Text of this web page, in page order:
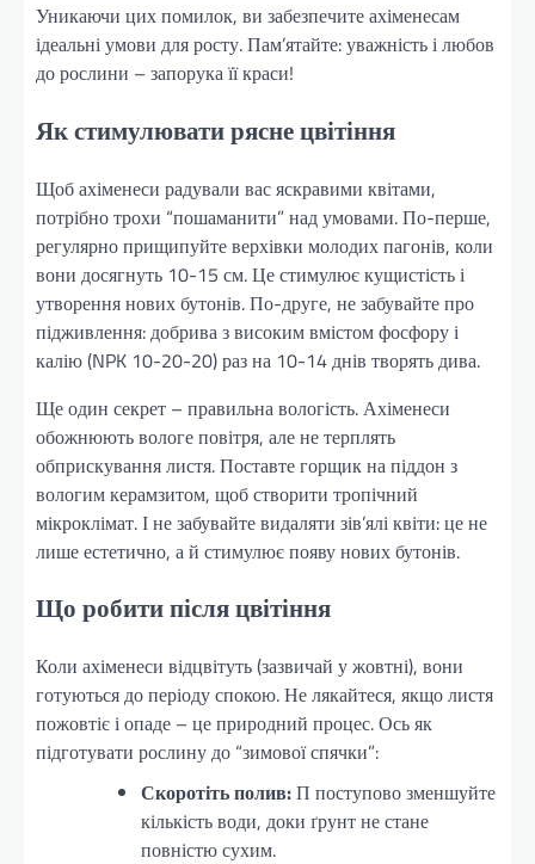
Уникаючи цих помилок, ви забезпечите ахіменесам
ідеальні умови для росту. Пам’ятайте: уважність і любов
до рослини – запорука її краси!
Як стимулювати рясне цвітіння
Щоб ахіменеси радували вас яскравими квітами,
потрібно трохи “пошаманити” над умовами. По-перше,
регулярно прищипуйте верхівки молодих пагонів, коли
вони досягнуть 10-15 см. Це стимулює кущистість і
утворення нових бутонів. По-друге, не забувайте про
підживлення: добрива з високим вмістом фосфору і
калію (NPK 10-20-20) раз на 10-14 днів творять дива.
Ще один секрет – правильна вологість. Ахіменеси
обожнюють вологе повітря, але не терплять
обприскування листя. Поставте горщик на піддон з
вологим керамзитом, щоб створити тропічний
мікроклімат. І не забувайте видаляти зів’ялі квіти: це не
лише естетично, а й стимулює появу нових бутонів.
Що робити після цвітіння
Коли ахіменеси відцвітуть (зазвичай у жовтні), вони
готуються до періоду спокою. Не лякайтеся, якщо листя
пожовтіє і опаде – це природний процес. Ось як
підготувати рослину до “зимової спячки”:
Скоротіть полив:П поступово зменшуйте
кількість води, доки ґрунт не стане
повністю сухим.